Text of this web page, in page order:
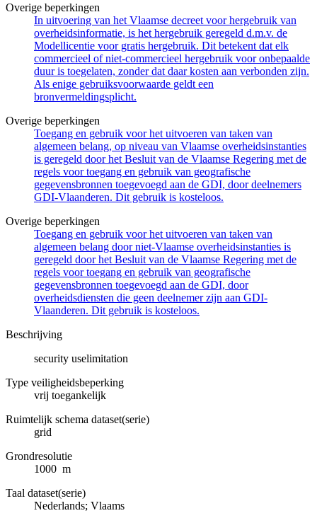
Overige beperkingen
In uitvoering van het Vlaamse decreet voor hergebruik van
overheidsinformatie, is het hergebruik geregeld d.m.v. de
Modellicentie voor gratis hergebruik. Dit betekent dat elk
commercieel of niet-commercieel hergebruik voor onbepaalde
duur is toegelaten, zonder dat daar kosten aan verbonden zijn.
Als enige gebruiksvoorwaarde geldt een
bronvermeldingsplicht.
Overige beperkingen
Toegang en gebruik voor het uitvoeren van taken van
algemeen belang, op niveau van Vlaamse overheidsinstanties
is geregeld door het Besluit van de Vlaamse Regering met de
regels voor toegang en gebruik van geografische
gegevensbronnen toegevoegd aan de GDI, door deelnemers
GDI-Vlaanderen. Dit gebruik is kosteloos.
Overige beperkingen
Toegang en gebruik voor het uitvoeren van taken van
algemeen belang door niet-Vlaamse overheidsinstanties is
geregeld door het Besluit van de Vlaamse Regering met de
regels voor toegang en gebruik van geografische
gegevensbronnen toegevoegd aan de GDI, door
overheidsdiensten die geen deelnemer zijn aan GDI-
Vlaanderen. Dit gebruik is kosteloos.
Beschrijving
security uselimitation
Type veiligheidsbeperking
vrij toegankelijk
Ruimtelijk schema dataset(serie)
grid
Grondresolutie
1000 m
Taal dataset(serie)
Nederlands; Vlaams